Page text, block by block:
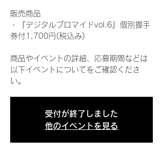
販売商品
・『デジタルブロマイドvol.6』個別握手
券付1,700円(税込み)
商品やイベントの詳細、応募期間などは
以下イベントについてをご確認くださ
い。
受付が終了しました
他のイベントを見る